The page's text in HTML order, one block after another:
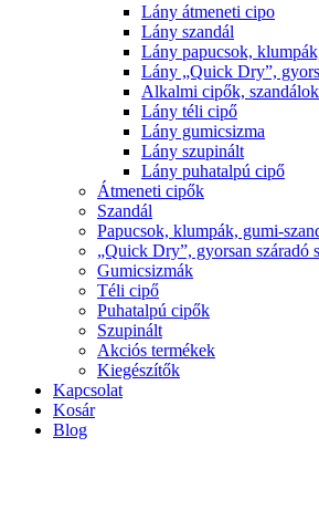
Lány átmeneti cipo
Lány szandál
Lány papucsok,
Lány „Quick Dry”,
Alkalmi cipők, szandálok
Lány téli cipő
Lány gumicsizma
Lány szupinált
Lány puhatalpú cipő
Átmeneti cipők
Szandál
Papucsok, klumpák, gumi-
„Quick Dry”, gyorsan száradó
Gumicsizmák
Téli cipő
Puhatalpú cipők
Szupinált
Akciós termékek
Kiegészítők
Kapcsolat
Kosár
Blog